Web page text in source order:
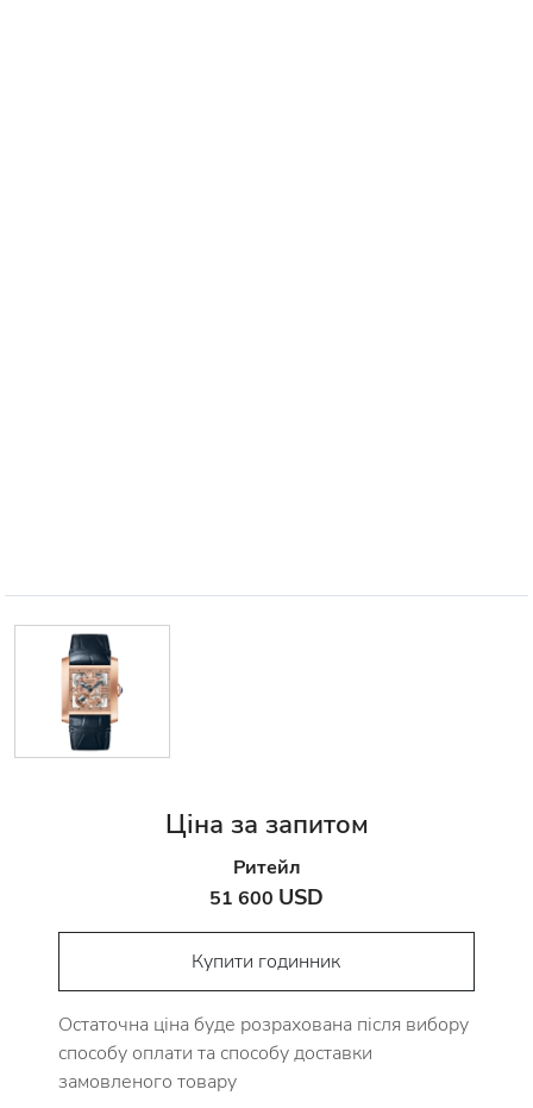
Ціна за запитом
Ритейл
51 600 USD
Купити годинник
Остаточна ціна буде розрахована після вибору
способу оплати та способу доставки
замовленого товару